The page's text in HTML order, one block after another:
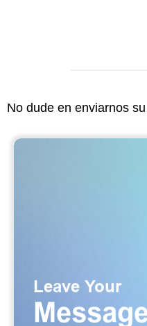
No dude en enviarnos